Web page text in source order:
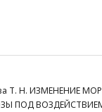
Т. Н. ИЗМЕНЕНИЕ
ПОД